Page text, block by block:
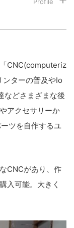
業家としてITスタ
フトウェアの事業
た生き字引として
ポータルの創業デ
IT系メディア（ス
Lab(WiL)
支援側の取り組みに
CNC(computeriz
ターの普及やIo
などさまざまな後
アクセサリーか
ツを自作するユ
CNCがあり、作
入可能。大きく